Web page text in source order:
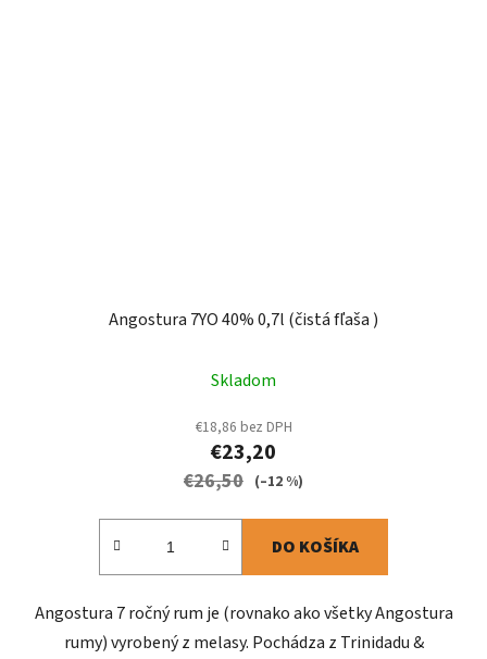
Angostura 7YO 40% 0,7l (čistá fľaša )
Skladom
€18,86 bez DPH
€23,20
€26,50 (–12 %)
DO KOŠÍKA
Angostura 7 ročný rum je (rovnako ako všetky Angostura
rumy) vyrobený z melasy. Pochádza z Trinidadu &